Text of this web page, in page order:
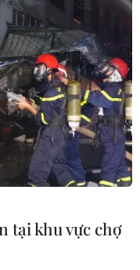
định giá,
tra toàn diện việc
bệnh theo yêu
y tế tại các bệnh
tại khu vực chợ